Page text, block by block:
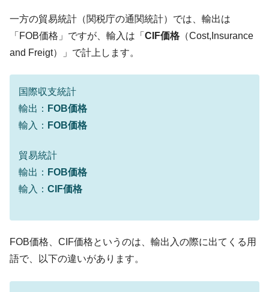
『Money1』
韓国型イージス搭載の次世代駆逐艦
「KDDX」1番艦、2032年竣工と公示
『Money1』
【対日本円】ウォン安が急進！ 日米の協調
『Money1』
は韓国で『BYD』車は売れている。6カ月で対前年同期比
1.9倍！
『Money1』
在韓米国大使スティールが着韓！⇒ さっそ
ドを掲げる「在韓反米勢力」
『Money1』
韓国政府「2035年までに18.4GW規模のAIデ
ータセンター整備」⇒ だから無理だってば。
『Money1』
韓国『国民年金公団』株価暴落で200兆蒸
発。
一方の貿易統計（関税庁の通関統計）では、輸出は
「FOB価格」ですが、輸入は「 CIF価格 （Cost,Insurance
and Freigt）」で計上します。
国際収支統計
輸出： FOB価格
輸入： FOB価格
貿易統計
輸出： FOB価格
輸入： CIF価格
FOB価格、CIF価格というのは、輸出入の際に出てくる用
語で、以下の違いがあります。